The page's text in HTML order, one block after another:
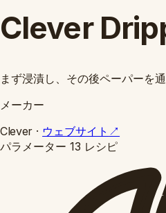
Clever
まず浸漬し、その後ペーパーを
メーカー
Clever · ウェブサイト ↗
パラメーター 13 レシピ